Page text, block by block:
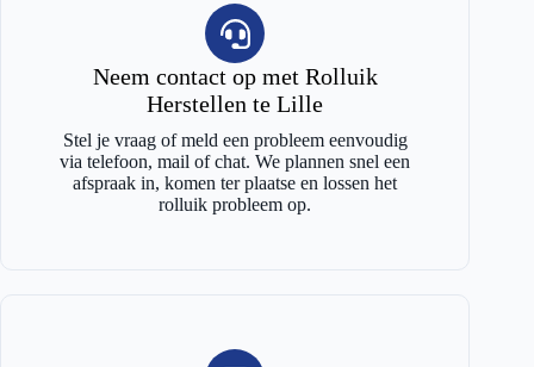
Neem contact op met Rolluik
Herstellen te Lille
Stel je vraag of meld een probleem eenvoudig
via telefoon, mail of chat. We plannen snel een
afspraak in, komen ter plaatse en lossen het
rolluik probleem op.